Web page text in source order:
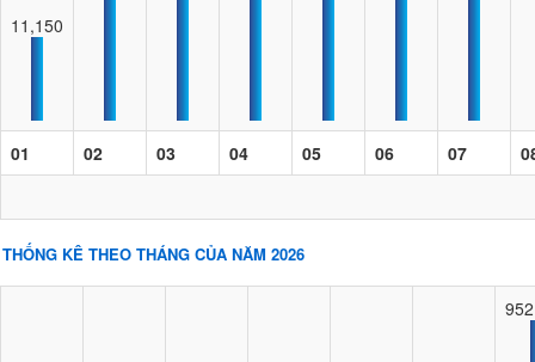
11,150
01 02 03 04 05 06 07
THỐNG KÊ THEO THÁNG CỦA NĂM 2026